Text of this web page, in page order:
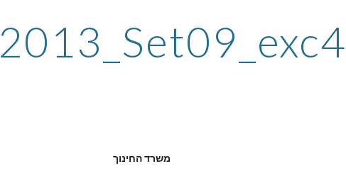
משרד החינוך